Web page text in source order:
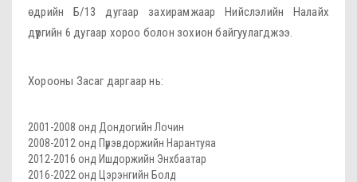
өдрийн Б/13 дугаар захирамжаар Нийслэлийн Налайх
дүүргийн 6 дугаар хороо болон зохион байгуулагджээ.
Хорооны Засаг даргаар нь:
2001-2008 онд Дондогийн Лочин
2008-2012 онд Пүрэвдоржийн Нарантуяа
2012-2016 онд Ишдоржийн Энхбаатар
2016-2022 онд Цэрэнгийн Болд